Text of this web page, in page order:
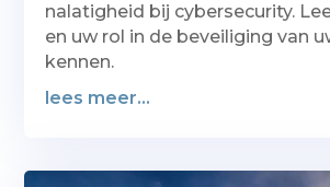
nalatigheid bij cybersecurity.
en uw rol in de beveiliging van
kennen.
lees meer...